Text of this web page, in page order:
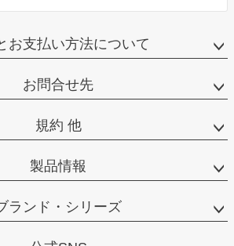
お支払い方法について
お問合せ先
規約 他
製品情報
ランド・シリーズ